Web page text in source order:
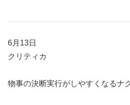
6月13日
クリティカ
物事の決断実行がしやすくなるナ